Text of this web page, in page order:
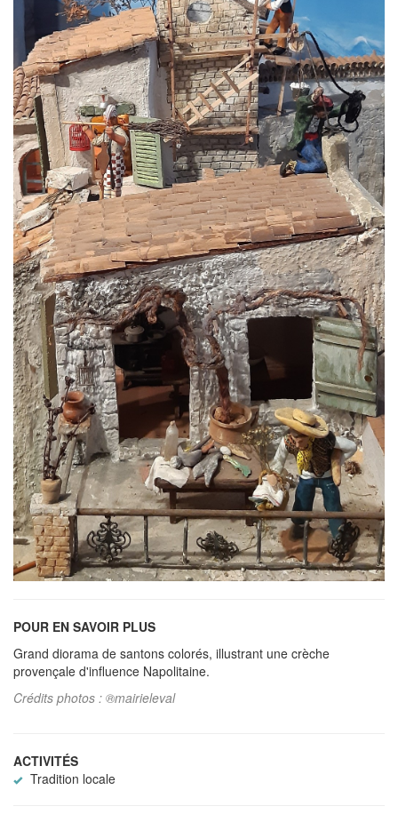
POUR EN SAVOIR PLUS
Grand diorama de santons colorés, illustrant une crèche
provençale d'influence Napolitaine.
Crédits photos : ®mairieleval
ACTIVITÉS
Tradition locale